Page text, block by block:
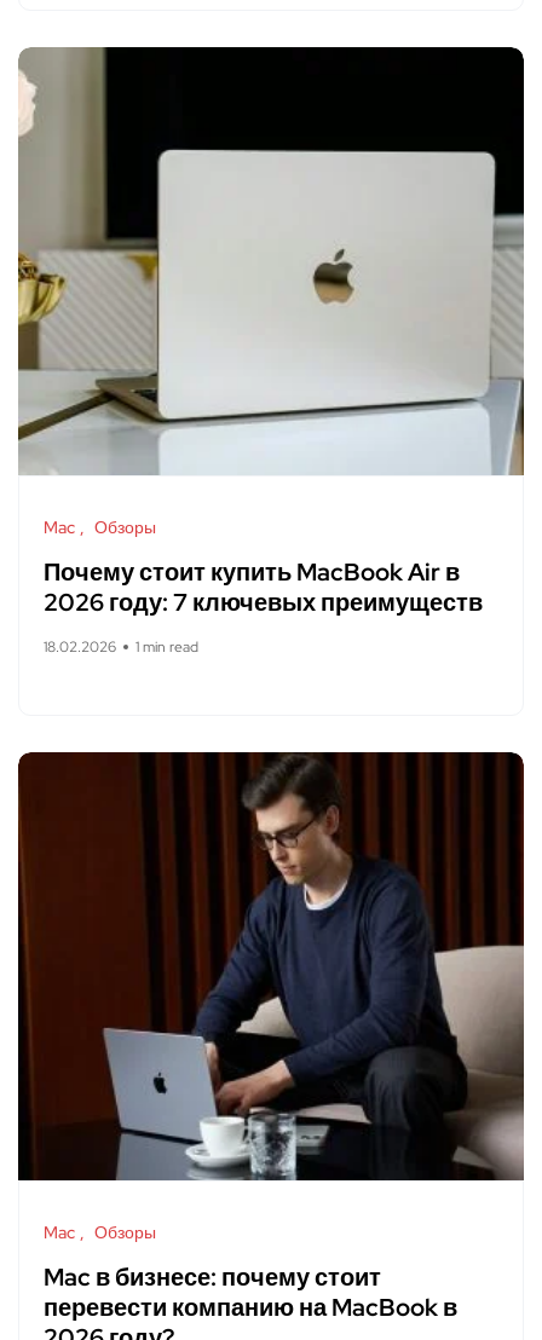
Mac Обзоры
Почему стоит купить MacBook Air в
2026 году: 7 ключевых преимуществ
18.02.2026 1 min read
Mac Обзоры
Mac в бизнесе: почему стоит
перевести компанию на MacBook в